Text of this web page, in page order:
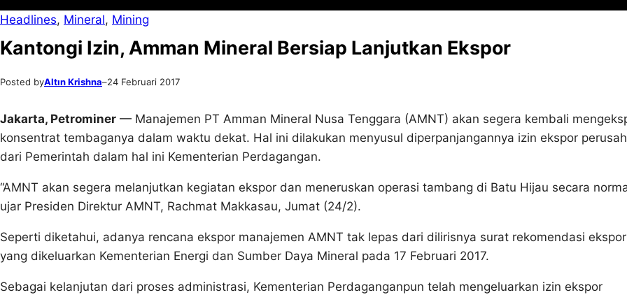
Headlines, Mineral, Mining
Kantongi Izin, Amman Mineral Bersiap Lanjutkan Ekspor
Posted byAltın Krishna–24 Februari 2017
Jakarta, Petrominer — Manajemen PT Amman Mineral Nusa Tenggara (AMNT) akan segera kembali
konsentrat tembaganya dalam waktu dekat. Hal ini dilakukan menyusul diperpanjangannya izin ekspor
dari Pemerintah dalam hal ini Kementerian Perdagangan.
“AMNT akan segera melanjutkan kegiatan ekspor dan meneruskan operasi tambang di Batu Hijau secara
ujar Presiden Direktur AMNT, Rachmat Makkasau, Jumat (24/2).
Seperti diketahui, adanya rencana ekspor manajemen AMNT tak lepas dari dilirisnya surat rekomendasi ekspor
yang dikeluarkan Kementerian Energi dan Sumber Daya Mineral pada 17 Februari 2017.
Sebagai kelanjutan dari proses administrasi, Kementerian Perdaganganpun telah mengeluarkan izin ekspor